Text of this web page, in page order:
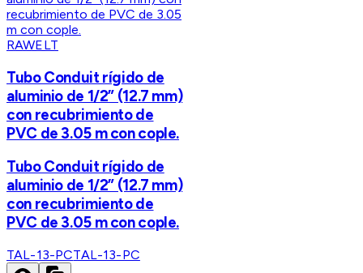
RAWELT
Tubo Conduit rígido de
aluminio de 1/2” (12.7 mm)
con recubrimiento de
PVC de 3.05 m con cople.
Tubo Conduit rígido de
aluminio de 1/2” (12.7 mm)
con recubrimiento de
PVC de 3.05 m con cople.
TAL-13-PCTAL-13-PC